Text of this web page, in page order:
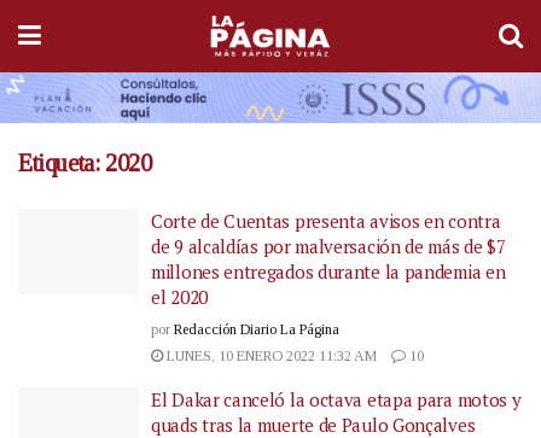
Etiqueta: 2020
Corte de Cuentas presenta avisos en contra
de 9 alcaldías por malversación de más de $7
millones entregados durante la pandemia en
el 2020
por Redacción Diario La Página
LUNES, 10 ENERO 2022 11:32 AM
10
El Dakar canceló la octava etapa para motos y
quads tras la muerte de Paulo Gonçalves